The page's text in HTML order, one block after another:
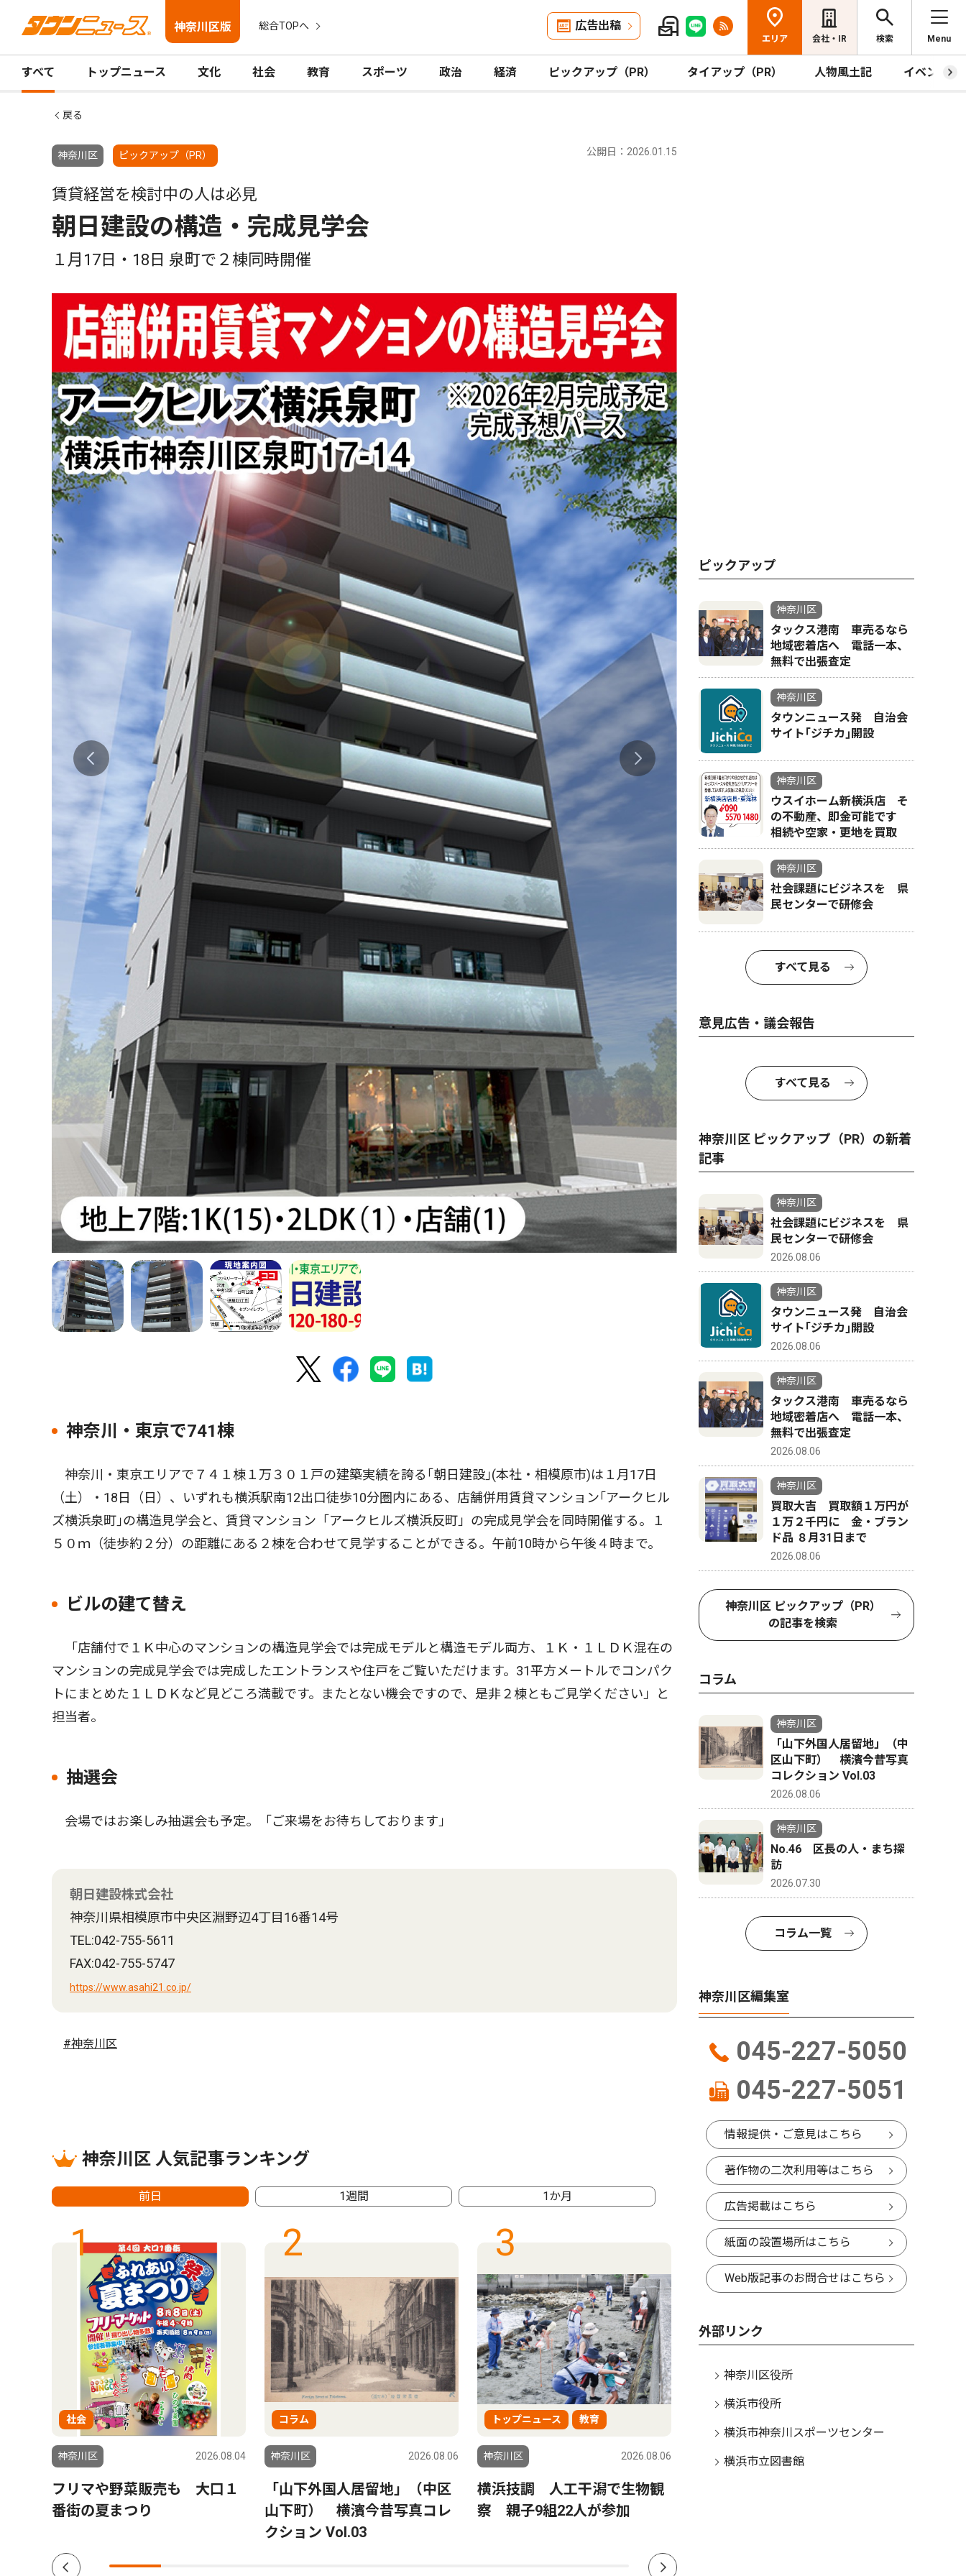
神奈川区版 総合TOPへ 広告出稿
エリア 会社・IR 検索 Menu
すべて トップニュース 文化 社会 教育 スポーツ 政治 経済 ピックアップ（PR） タイアップ（PR） 人物風土記 イベント
戻る
神奈川区 ピックアップ（PR） 公開日：2026.01.15
賃貸経営を検討中の人は必見
朝日建設の構造・完成見学会
１月17日・18日 泉町で２棟同時開催
神奈川・東京で741棟
神奈川・東京エリアで７４１棟１万３０１戸の建築実績を誇る｢朝日建設｣(本社・相模原市)は１月17日
（土）・18日（日）、いずれも横浜駅南12出口徒歩10分圏内にある、店舗併用賃貸マンション｢アークヒル
ズ横浜泉町｣の構造見学会と、賃貸マンション「アークヒルズ横浜反町」の完成見学会を同時開催する。１
５０ｍ（徒歩約２分）の距離にある２棟を合わせて見学することができる。午前10時から午後４時まで。
ビルの建て替え
「店舗付で１Ｋ中心のマンションの構造見学会では完成モデルと構造モデル両方、１Ｋ・１ＬＤＫ混在の
マンションの完成見学会では完成したエントランスや住戸をご覧いただけます。31平方メートルでコンパク
トにまとめた１ＬＤＫなど見どころ満載です。またとない機会ですので、是非２棟ともご見学ください」と
担当者。
抽選会
会場ではお楽しみ抽選会も予定。「ご来場をお待ちしております」
朝日建設株式会社
神奈川県相模原市中央区淵野辺4丁目16番14号
TEL:042-755-5611
FAX:042-755-5747
https://www.asahi21.co.jp/
#神奈川区
神奈川区 人気記事ランキング
前日 1週間 1か月
1
社会
神奈川区 2026.08.04
フリマや野菜販売も 大口１
番街の夏まつり
2
コラム
神奈川区 2026.08.06
「山下外国人居留地」（中区
山下町） 横濱今昔写真コレ
クション Vol.03
3
トップニュース 教育
神奈川区 2026.08.06
横浜技調 人工干潟で生物観
察 親子9組22人が参加
4
神奈川区
ピックアップ
神奈川区
タックス港南 車売るなら
地域密着店へ 電話一本、
無料で出張査定
神奈川区
タウンニュース発 自治会
サイト｢ジチカ｣開設
神奈川区
ウスイホーム新横浜店 そ
の不動産、即金可能です
相続や空家・更地を買取
神奈川区
社会課題にビジネスを 県
民センターで研修会
すべて見る
意見広告・議会報告
すべて見る
神奈川区 ピックアップ（PR）の新着
記事
神奈川区
社会課題にビジネスを 県
民センターで研修会
2026.08.06
神奈川区
タウンニュース発 自治会
サイト｢ジチカ｣開設
2026.08.06
神奈川区
タックス港南 車売るなら
地域密着店へ 電話一本、
無料で出張査定
2026.08.06
神奈川区
買取大吉 買取額１万円が
１万２千円に 金・ブラン
ド品 ８月31日まで
2026.08.06
神奈川区 ピックアップ（PR）
の記事を検索
コラム
神奈川区
「山下外国人居留地」（中
区山下町） 横濱今昔写真
コレクション Vol.03
2026.08.06
神奈川区
No.46 区長の人・まち探
訪
2026.07.30
コラム一覧
神奈川区編集室
045-227-5050
045-227-5051
情報提供・ご意見はこちら
著作物の二次利用等はこちら
広告掲載はこちら
紙面の設置場所はこちら
Web版記事のお問合せはこちら
外部リンク
神奈川区役所
横浜市役所
横浜市神奈川スポーツセンター
横浜市立図書館